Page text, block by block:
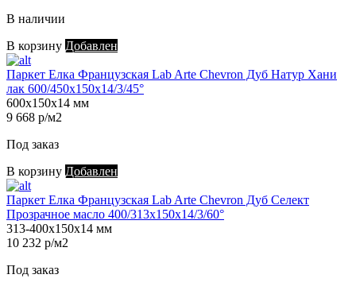
В наличии
В корзину Добавлен
Паркет Елка Французская Lab Arte Chevron Дуб Натур Хани
лак 600/450х150х14/3/45°
600х150х14 мм
9 668 р/м2
Под заказ
В корзину Добавлен
Паркет Елка Французская Lab Arte Chevron Дуб Селект
Прозрачное масло 400/313х150х14/3/60°
313-400х150х14 мм
10 232 р/м2
Под заказ